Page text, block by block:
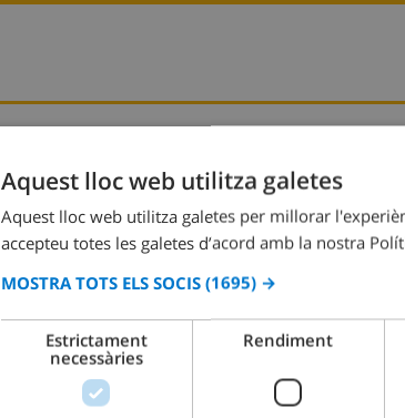
Aquest lloc web utilitza galetes
Aquest lloc web utilitza galetes per millorar
accepteu totes les galetes d’acord amb la nostra
MOSTRA TOTS ELS SOCIS (1695) →
Estrictament
necessàries
Rendiment